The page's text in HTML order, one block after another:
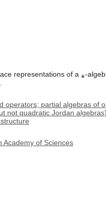
representations of a ⁎-
operators; partial algebras of
not quadratic Jordan algebras)
Academy of Sciences